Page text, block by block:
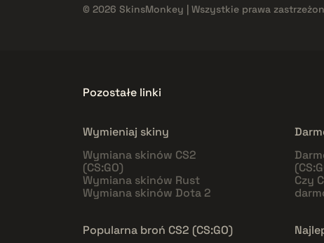
© 2026 SkinsMonkey | Wszystkie prawa
Pozostałe linki
Wymieniaj skiny
Wymiana skinów CS2
(CS:GO)
Wymiana skinów Rust
Wymiana skinów Dota 2
Czy
Popularna broń CS2 (CS:GO)